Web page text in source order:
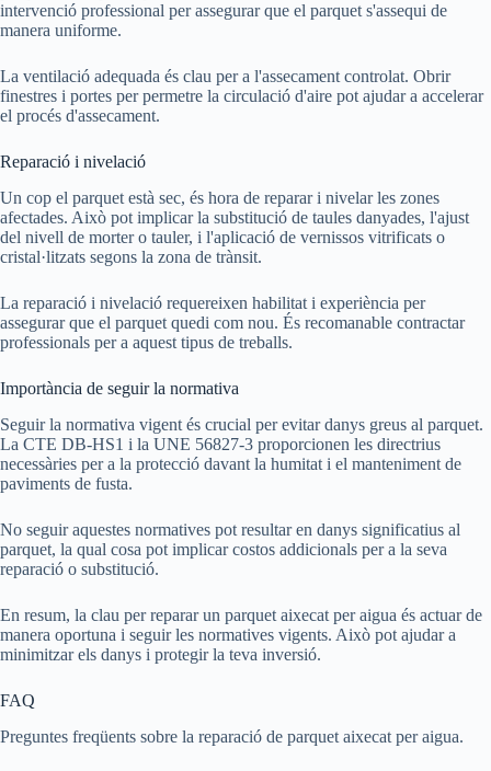
intervenció professional per assegurar que el parquet s'assequi de
manera uniforme.
La ventilació adequada és clau per a l'assecament controlat. Obrir
finestres i portes per permetre la circulació d'aire pot ajudar a accelerar
el procés d'assecament.
Reparació i nivelació
Un cop el parquet està sec, és hora de reparar i nivelar les zones
afectades. Això pot implicar la substitució de taules danyades, l'ajust
del nivell de morter o tauler, i l'aplicació de vernissos vitrificats o
cristal·litzats segons la zona de trànsit.
La reparació i nivelació requereixen habilitat i experiència per
assegurar que el parquet quedi com nou. És recomanable contractar
professionals per a aquest tipus de treballs.
Importància de seguir la normativa
Seguir la normativa vigent és crucial per evitar danys greus al parquet.
La CTE DB-HS1 i la UNE 56827-3 proporcionen les directrius
necessàries per a la protecció davant la humitat i el manteniment de
paviments de fusta.
No seguir aquestes normatives pot resultar en danys significatius al
parquet, la qual cosa pot implicar costos addicionals per a la seva
reparació o substitució.
En resum, la clau per reparar un parquet aixecat per aigua és actuar de
manera oportuna i seguir les normatives vigents. Això pot ajudar a
minimitzar els danys i protegir la teva inversió.
FAQ
Preguntes freqüents sobre la reparació de parquet aixecat per aigua.